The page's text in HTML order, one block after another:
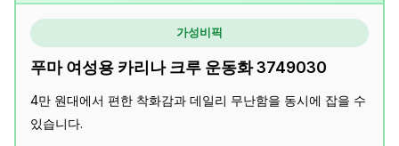
가성비픽
푸마 여성용 카리나 크루 운동화 3749030
4만 원대에서 편한 착화감과 데일리 무난함을 동시에 잡을 수
있습니다.